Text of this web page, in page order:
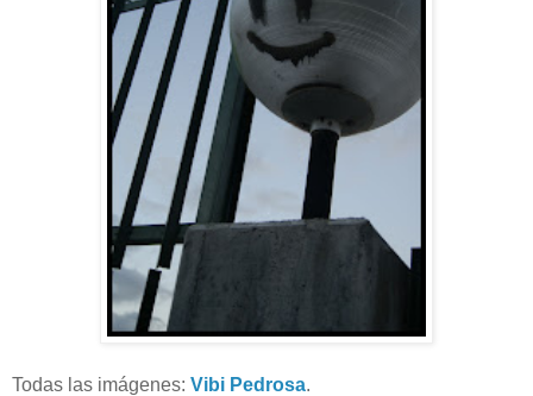
Todas las imágenes: Vibi Pedrosa.